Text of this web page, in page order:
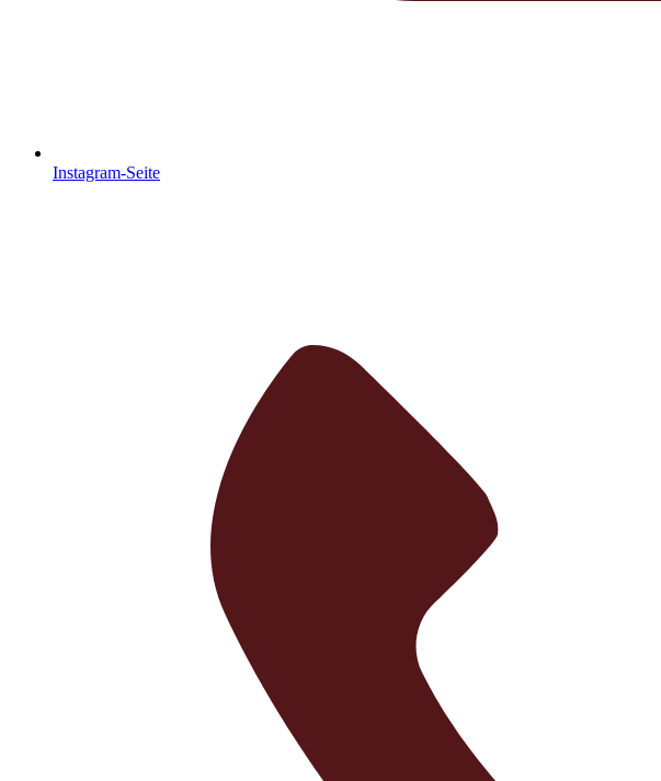
Instagram-Seite